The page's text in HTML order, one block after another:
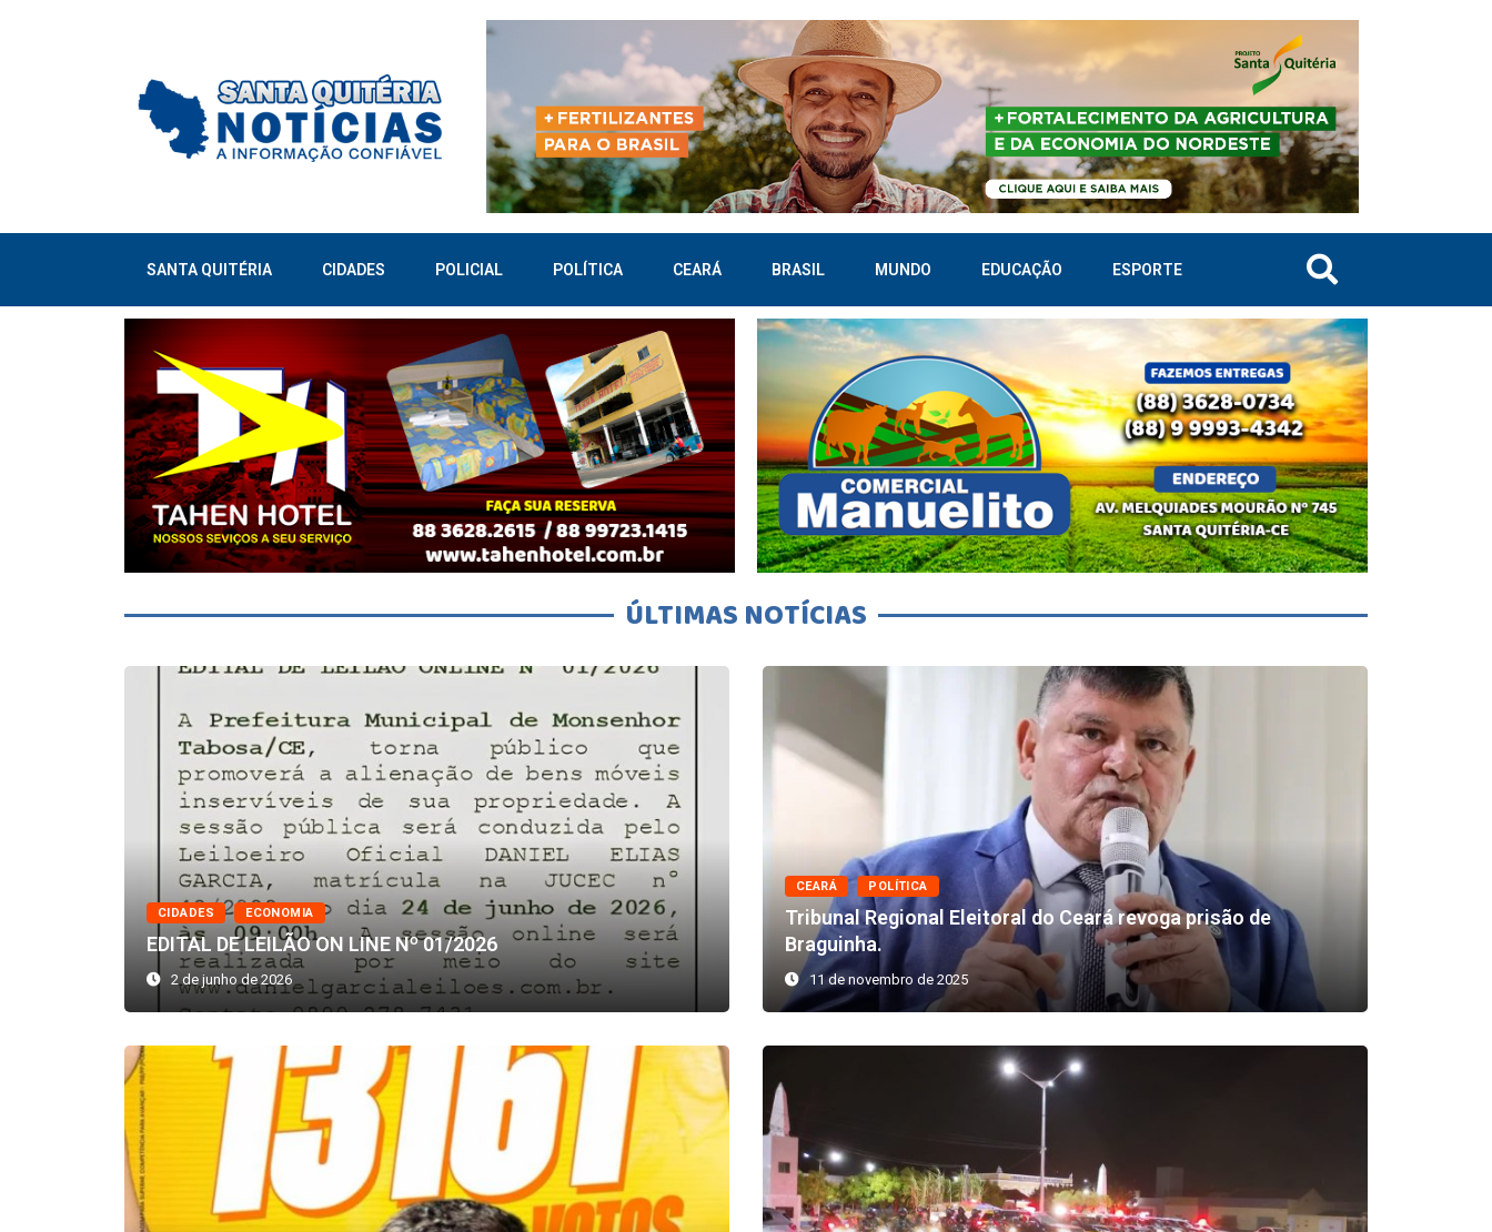
SANTA QUITÉRIA CIDADES POLICIAL POLÍTICA CEARÁ BRASIL MUNDO EDUCAÇÃO ESPORTE
ÚLTIMAS NOTÍCIAS
CIDADES ECONOMIA
EDITAL DE LEILÃO ON LINE Nº 01/2026
2 de junho de 2026
CEARÁ POLÍTICA
Tribunal Regional Eleitoral do Ceará revoga prisão de
Braguinha.
11 de novembro de 2025